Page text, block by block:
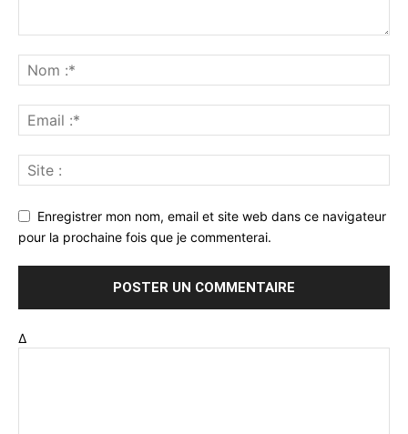
Enregistrer mon nom, email et site web dans ce navigateur
pour la prochaine fois que je commenterai.
Δ